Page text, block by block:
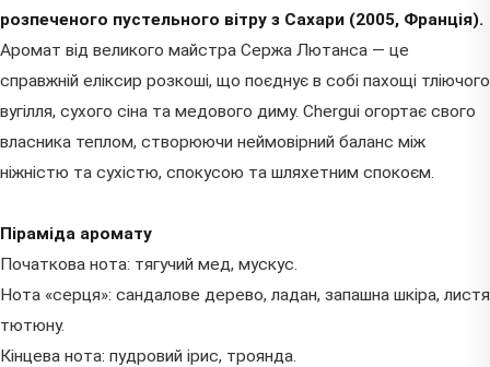
розпеченого пустельного вітру з Сахари (2005, Франція).
Аромат від великого майстра Сержа Лютанса — це
справжній еліксир розкоші, що поєднує в собі пахощі тліючого
вугілля, сухого сіна та медового диму. Chergui огортає свого
власника теплом, створюючи неймовірний баланс між
ніжністю та сухістю, спокусою та шляхетним спокоєм.
Піраміда аромату
Початкова нота: тягучий мед, мускус.
Нота «серця»: сандалове дерево, ладан, запашна шкіра, листя
тютюну.
Кінцева нота: пудровий ірис, троянда.